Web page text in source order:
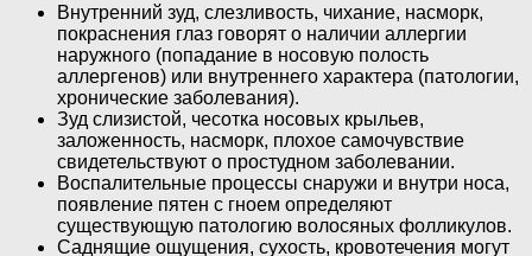
Внутренний зуд, слезливость, чихание, насморк,
покраснения глаз говорят о наличии аллергии
наружного (попадание в носовую полость
аллергенов) или внутреннего характера (патологии,
хронические заболевания).
Зуд слизистой, чесотка носовых крыльев,
заложенность, насморк, плохое самочувствие
свидетельствуют о простудном заболевании.
Воспалительные процессы снаружи и внутри носа,
появление пятен с гноем определяют
существующую патологию волосяных фолликулов.
Саднящие ощущения, сухость, кровотечения могут